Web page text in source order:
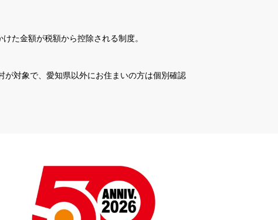
た金額が税額から控除される制度。
対象で、愛知県以外にお住まいの方は個別確認